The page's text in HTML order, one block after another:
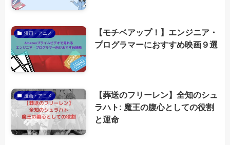
漫画・アニメ
【モチベアップ！】エンジニア・
プログラマーにおすすめ映画９選
漫画・アニメ
【葬送のフリーレン】全知のシュ
ラハト: 魔王の腹心としての役割
と運命